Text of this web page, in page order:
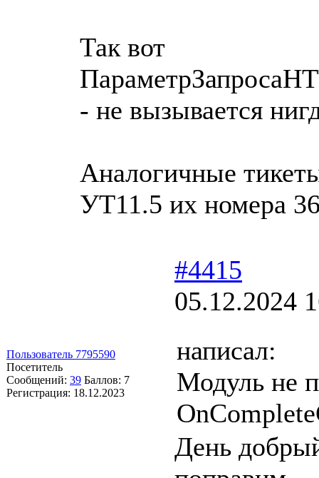
Так вот
- не вызывается
Аналогичные
УТ11.5 их номера
Пользователь 7795590
Посетитель
Сообщений: 39 Баллов: 7
Регистрация: 18.12.2023
#4415
05.12.2024
написал:
Модуль не
День